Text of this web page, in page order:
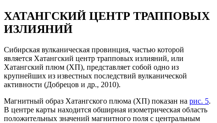
ХАТАНГСКИЙ ЦЕНТР ТРАППОВЫХ
ИЗЛИЯНИЙ
Сибирская вулканическая провинция, частью которой
является Хатангский центр трапповых излияний, или
Хатангский плюм (ХП), представляет собой одно из
крупнейших из известных последствий вулканической
активности (Добрецов и др., 2010).
Магнитный образ Хатангского плюма (ХП) показан на рис. 5.
В центре карты находится обширная изометрическая область
положительных значений магнитного поля с центральным